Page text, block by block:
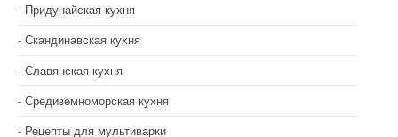
Придунайская кухня
Скандинавская кухня
Славянская кухня
Средиземноморская кухня
Рецепты для мультиварки